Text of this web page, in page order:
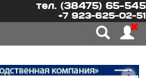
тел. (38475) 65-545
+7 923-625-02-51